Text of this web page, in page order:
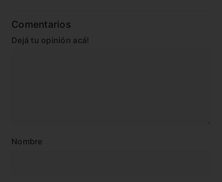
Comentarios
Dejá tu opinión acá!
Nombre